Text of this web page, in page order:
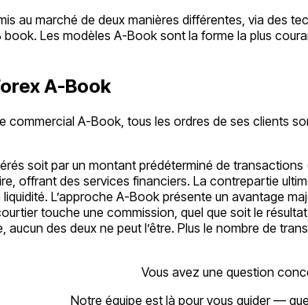
au marché de deux manières différentes, via des
Les modèles A-Book sont la forme la plus
A-Book
commercial A-Book, tous les ordres de ses clients
soit par un montant prédéterminé de
offrant des services financiers. La contrepartie
L’approche A-Book présente un avantage
touche une commission, quel que soit le
aucun des deux ne peut l’être. Plus le nombre de
Vous avez une question
Notre équipe est là pour vous guider —